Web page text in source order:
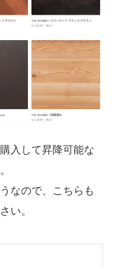
入して昇降可能な
なので、こちらも
い。